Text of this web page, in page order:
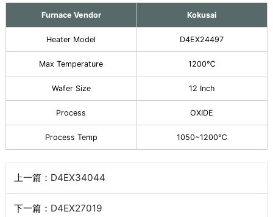
Furnace Vendor Kokusai
Heater Model D4EX24497
Max Temperature 1200℃
Wafer Size 12 Inch
Process OXIDE
Process Temp 1050~1200℃
上一篇： D4EX34044
下一篇： D4EX27019